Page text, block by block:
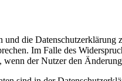
und die
Im Falle des
der Nutzer den